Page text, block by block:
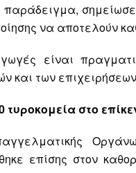
σημείωσε
να αποτελούν
είναι
και των
τυροκομεία στο
επίσης στον